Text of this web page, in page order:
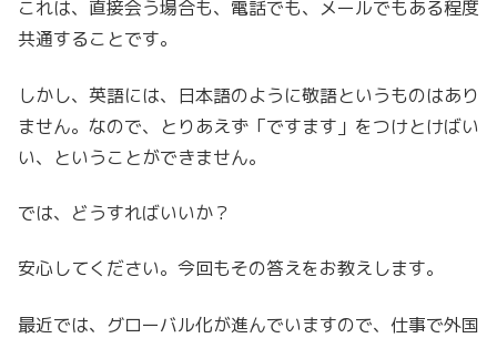
これは、直接会う場合も、電話でも、メールでもある程度
共通することです。
しかし、英語には、日本語のように敬語というものはあり
ません。なので、とりあえず「ですます」をつけとけばい
い、ということができません。
では、どうすればいいか？
安心してください。今回もその答えをお教えします。
最近では、グローバル化が進んでいますので、仕事で外国